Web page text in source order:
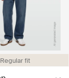
Regular fit